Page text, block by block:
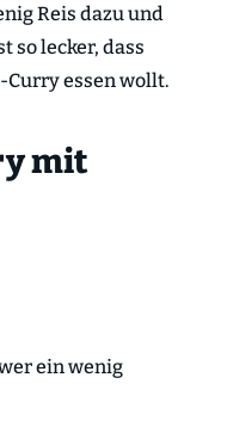
Reis dazu und
so lecker, dass
Curry essen wollt.
mit
ein wenig